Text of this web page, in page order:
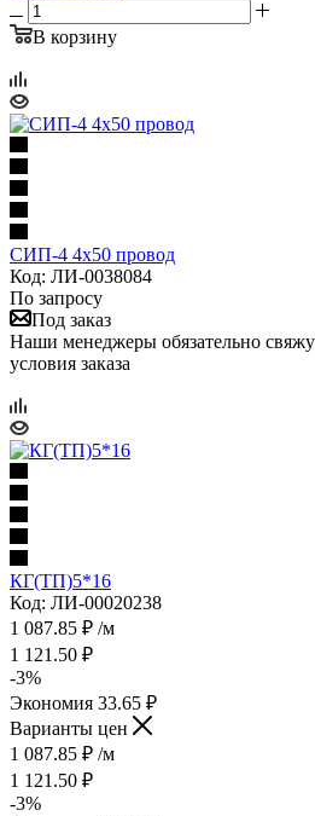
В корзину
СИП-4 4х50 провод
Код: ЛИ-0038084
По запросу
Под заказ
Наши менеджеры обязательно
условия заказа
КГ(ТП)5*16
Код: ЛИ-00020238
1 087.85 ₽ /м
1 121.50 ₽
-3%
Экономия 33.65 ₽
Варианты цен
1 087.85 ₽ /м
1 121.50 ₽
-3%